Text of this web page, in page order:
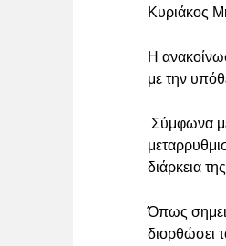
Κυριάκος
Η
με την
Σύμφωνα
διάρκεια
Όπως
διορθώσει